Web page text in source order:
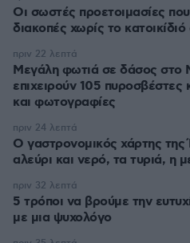
Οι σωστές προετοιμασίες
διακοπές χωρίς το
Μεγάλη φωτιά σε δάσος στο
επιχειρούν 105 πυροσβέστες
και φωτογραφίες
πριν 22 λεπτά
Ο γαστρονομικός χάρτης
αλεύρι και νερό, τα τυριά, η
πριν 24 λεπτά
5 τρόποι να βρούμε την
με μια ψυχολόγο
πριν 32 λεπτά